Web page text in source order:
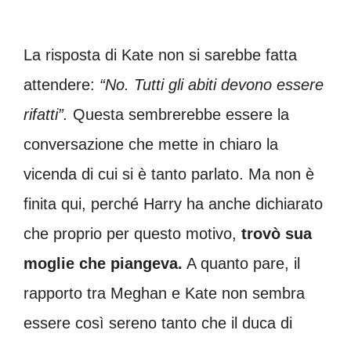
La risposta di Kate non si sarebbe fatta
attendere: “No. Tutti gli abiti devono essere
rifatti”. Questa sembrerebbe essere la
conversazione che mette in chiaro la
vicenda di cui si è tanto parlato. Ma non è
finita qui, perché Harry ha anche dichiarato
che proprio per questo motivo, trovò sua
moglie che piangeva. A quanto pare, il
rapporto tra Meghan e Kate non sembra
essere così sereno tanto che il duca di